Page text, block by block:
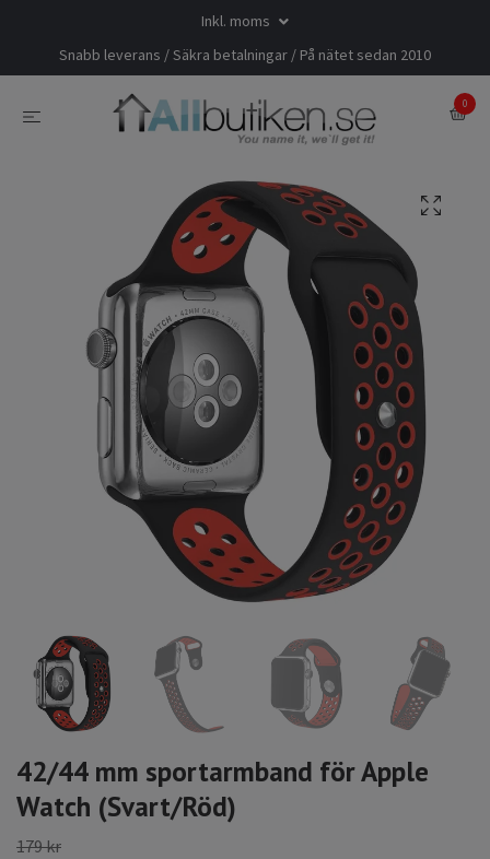
Inkl. moms
Snabb leverans / Säkra betalningar / På nätet sedan 2010
0
42/44 mm sportarmband för Apple
Watch (Svart/Röd)
179 kr